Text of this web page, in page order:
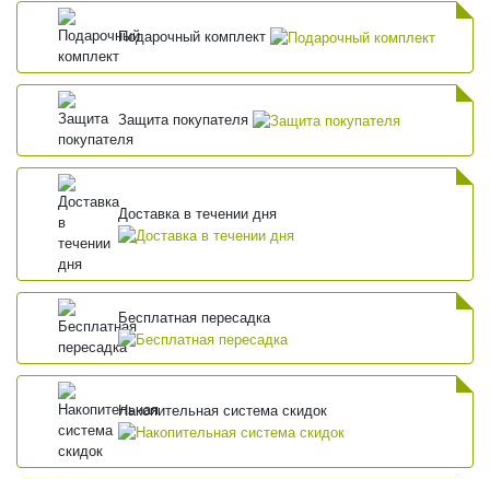
Подарочный комплект
Защита покупателя
Доставка в течении дня
Бесплатная пересадка
Накопительная система скидок